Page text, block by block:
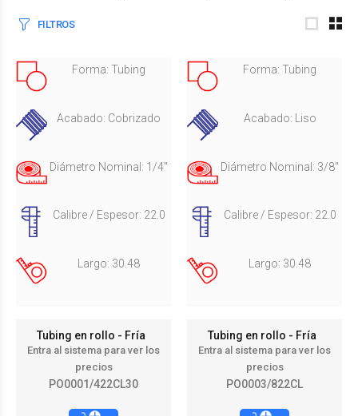
FILTROS
Forma: Tubing
Acabado: Cobrizado
Diámetro Nominal: 1/4"
Calibre / Espesor: 22.0
Largo: 30.48
Tubing en rollo - Fría
Entra al sistema para ver los
precios
PO0001/422CL30
Forma: Tubing
Acabado: Liso
Diámetro Nominal: 3/8"
Calibre / Espesor: 22.0
Largo: 30.48
Tubing en rollo - Fría
Entra al sistema para ver los
precios
PO0003/822CL